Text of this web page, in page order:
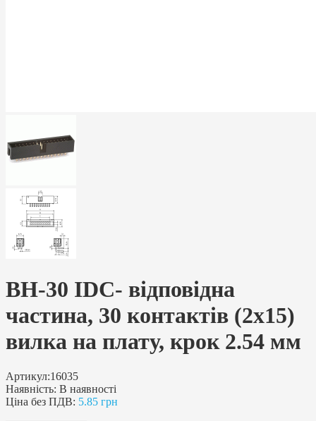
BH-30 IDC- відповідна
частина, 30 контактів (2х15)
вилка на плату, крок 2.54 мм
Артикул:16035
Наявність: В наявності
Ціна без ПДВ: 5.85 грн